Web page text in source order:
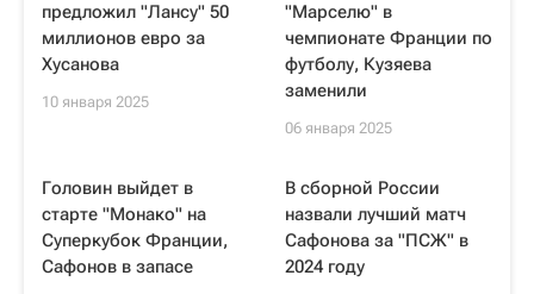
предложил "Лансу" 50
миллионов евро за
Хусанова
10 января 2025
"Марселю" в
чемпионате Франции по
футболу, Кузяева
заменили
06 января 2025
Головин выйдет в
старте "Монако" на
Суперкубок Франции,
Сафонов в запасе
В сборной России
назвали лучший матч
Сафонова за "ПСЖ" в
2024 году